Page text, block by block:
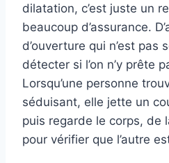
dilatation, c’est juste un
beaucoup d’assurance.
d’ouverture qui n’est pas
détecter si l’on n’y prête
Lorsqu’une personne
séduisant, elle jette un
puis regarde le corps, de
pour vérifier que l’autre